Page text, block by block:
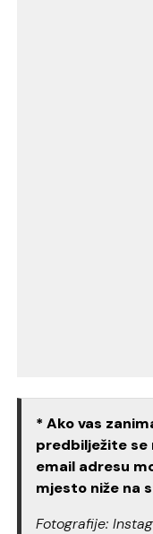
* Ako vas
predbilježite se
email adresu
mjesto niže na
Fotografije: